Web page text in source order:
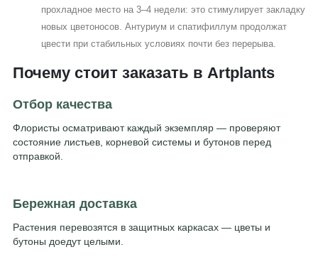
прохладное место на 3–4 недели: это стимулирует закладку
новых цветоносов. Антуриум и спатифиллум продолжат
цвести при стабильных условиях почти без перерыва.
Почему стоит заказать в Artplants
Отбор качества
Флористы осматривают каждый экземпляр — проверяют
состояние листьев, корневой системы и бутонов перед
отправкой.
Бережная доставка
Растения перевозятся в защитных каркасах — цветы и
бутоны доедут целыми.